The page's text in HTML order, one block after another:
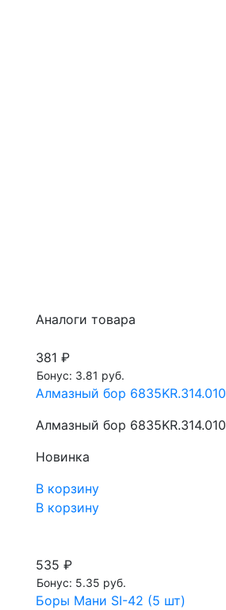
Аналоги товара
381 ₽
Бонус: 3.81 руб.
Алмазный бор 6835KR.314.010
Алмазный бор 6835KR.314.010
Новинка
В корзину
В корзину
535 ₽
Бонус: 5.35 руб.
Боры Мани SI-42 (5 шт)